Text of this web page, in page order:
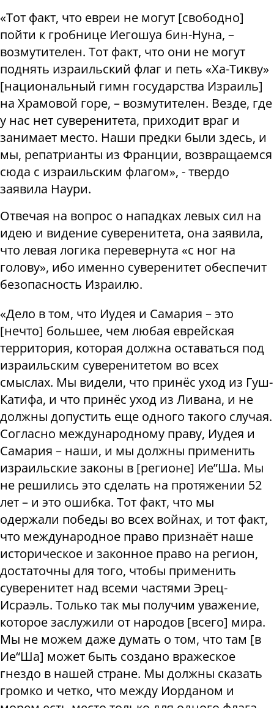
«Тот факт, что евреи не могут [свободно]
пойти к гробнице Иегошуа бин-Нуна, –
возмутителен. Тот факт, что они не могут
поднять израильский флаг и петь «Ха-Тикву»
[национальный гимн государства Израиль]
на Храмовой горе, – возмутителен. Везде, где
у нас нет суверенитета, приходит враг и
занимает место. Наши предки были здесь, и
мы, репатрианты из Франции, возвращаемся
сюда с израильским флагом», - твердо
заявила Наури.
Отвечая на вопрос о нападках левых сил на
идею и видение суверенитета, она заявила,
что левая логика перевернута «с ног на
голову», ибо именно суверенитет обеспечит
безопасность Израилю.
«Дело в том, что Иудея и Самария – это
[нечто] большее, чем любая еврейская
территория, которая должна оставаться под
израильским суверенитетом во всех
смыслах. Мы видели, что принёс уход из Гуш-
Катифа, и что принёс уход из Ливана, и не
должны допустить еще одного такого случая.
Согласно международному праву, Иудея и
Самария – наши, и мы должны применить
израильские законы в [регионе] Ие”Ша. Мы
не решились это сделать на протяжении 52
лет – и это ошибка. Тот факт, что мы
одержали победы во всех войнах, и тот факт,
что международное право признаёт наше
историческое и законное право на регион,
достаточны для того, чтобы применить
суверенитет над всеми частями Эрец-
Исраэль. Только так мы получим уважение,
которое заслужили от народов [всего] мира.
Мы не можем даже думать о том, что там [в
Ие“Ша] может быть создано вражеское
гнездо в нашей стране. Мы должны сказать
громко и четко, что между Иорданом и